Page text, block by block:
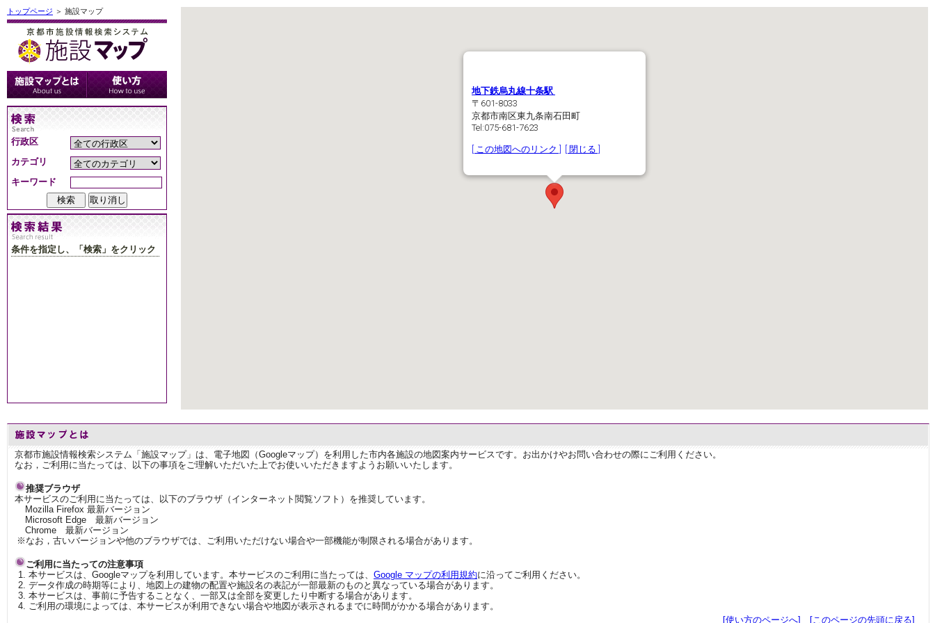
トップページ ＞ 施設マップ
行政区
カテゴリ
キーワード
条件を指定し、「検索」をクリック
地下鉄烏丸線十条駅
〒601-8033
京都市南区東九条南石田町
Tel:075-681-7623
[ この地図へのリンク ] [ 閉じる ]
京都市施設情報検索システム「施設マップ」は、電子地図（Googleマップ）を利用した市内各施設の地図案内サービスです。お出かけやお問い合わせの際にご利用ください。
なお，ご利用に当たっては、以下の事項をご理解いただいた上でお使いいただきますようお願いいたします。
推奨ブラウザ
本サービスのご利用に当たっては、以下のブラウザ（インターネット閲覧ソフト）を推奨しています。
Mozilla Firefox 最新バージョン
Microsoft Edge 最新バージョン
Chrome 最新バージョン
※なお，古いバージョンや他のブラウザでは、ご利用いただけない場合や一部機能が制限される場合があります。
ご利用に当たっての注意事項
本サービスは、Googleマップを利用しています。本サービスのご利用に当たっては、 Google マップの利用規約に沿ってご利用ください。
データ作成の時期等により、地図上の建物の配置や施設名の表記が一部最新のものと異なっている場合があります。
本サービスは、事前に予告することなく、一部又は全部を変更したり中断する場合があります。
ご利用の環境によっては、本サービスが利用できない場合や地図が表示されるまでに時間がかかる場合があります。
[使い方のページへ]
[このページの先頭に戻る]